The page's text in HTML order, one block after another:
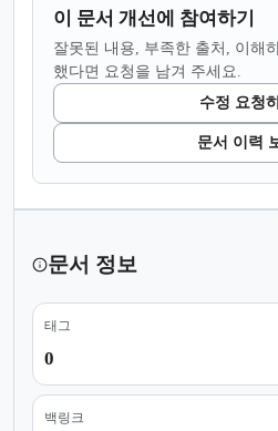
이 문서 개선에 참여하기
잘못된 내용, 부족한 출처, 이해
했다면 요청을 남겨 주세요.
수정 요청
문서 이력
문서 정보
태그
0
백링크